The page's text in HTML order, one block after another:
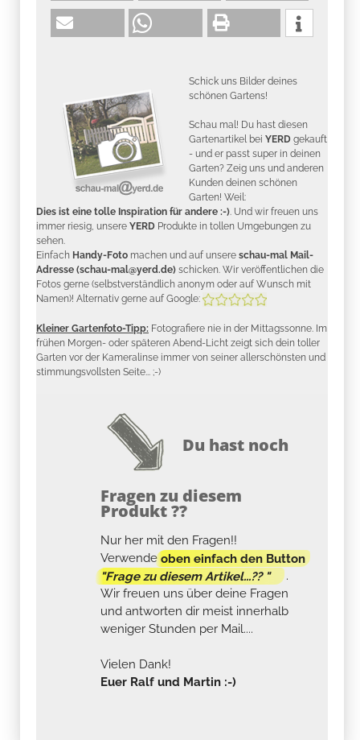
Schick uns Bilder deines
schönen Gartens!
Schau mal! Du hast diesen
Gartenartikel bei YERD gekauft
- und er passt super in deinen
Garten? Zeig uns und anderen
Kunden deinen schönen
Garten! Weil:
Dies ist eine tolle Inspiration für andere :-). Und wir freuen uns
immer riesig, unsere YERD Produkte in tollen Umgebungen zu
sehen.
Einfach Handy-Foto machen und auf unsere schau-mal Mail-
Adresse (schau-mal@yerd.de) schicken. Wir veröffentlichen die
Fotos gerne (selbstverständlich anonym oder auf Wunsch mit
Namen)! Alternativ gerne auf Google:
Kleiner Gartenfoto-Tipp: Fotografiere nie in der Mittagssonne. Im
frühen Morgen- oder späteren Abend-Licht zeigt sich dein toller
Garten vor der Kameralinse immer von seiner allerschönsten und
stimmungsvollsten Seite... ;-)
Du hast noch
Fragen zu diesem
Produkt ??
Nur her mit den Fragen!!
Verwendeoben einfach den Button
"Frage zu diesem Artikel...?? "
.
Wir freuen uns über deine Fragen
und antworten dir meist innerhalb
weniger Stunden per Mail....
Vielen Dank!
Euer Ralf und Martin :-)